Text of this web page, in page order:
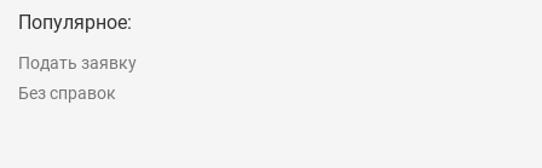
Популярное:
Подать заявку
Без справок